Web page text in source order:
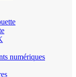
numériques